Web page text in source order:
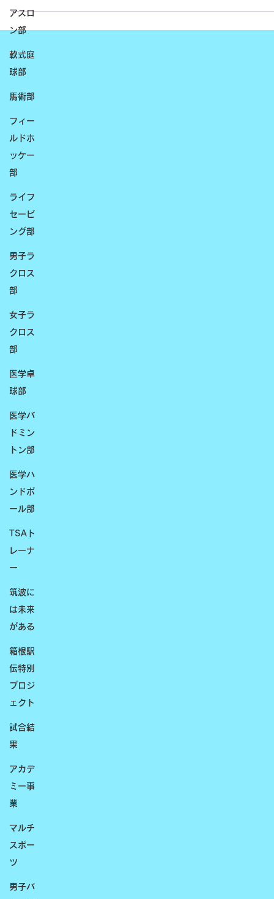
アスロ
ン部
軟式庭
球部
馬術部
フィー
ルドホ
ッケー
部
ライフ
セービ
ング部
男子ラ
クロス
部
女子ラ
クロス
部
医学卓
球部
医学バ
ドミン
トン部
医学ハ
ンドボ
ール部
TSAト
レーナ
ー
筑波に
は未来
がある
箱根駅
伝特別
プロジ
ェクト
試合結
果
アカデ
ミー事
業
マルチ
スポー
ツ
男子バ
2025年12月10日
ラグビー部
関東大学ジュニア選手権大会１・２部入れ替え戦 vs慶應義塾